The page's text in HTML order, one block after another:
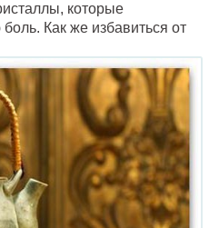
которые
Как же избавиться от